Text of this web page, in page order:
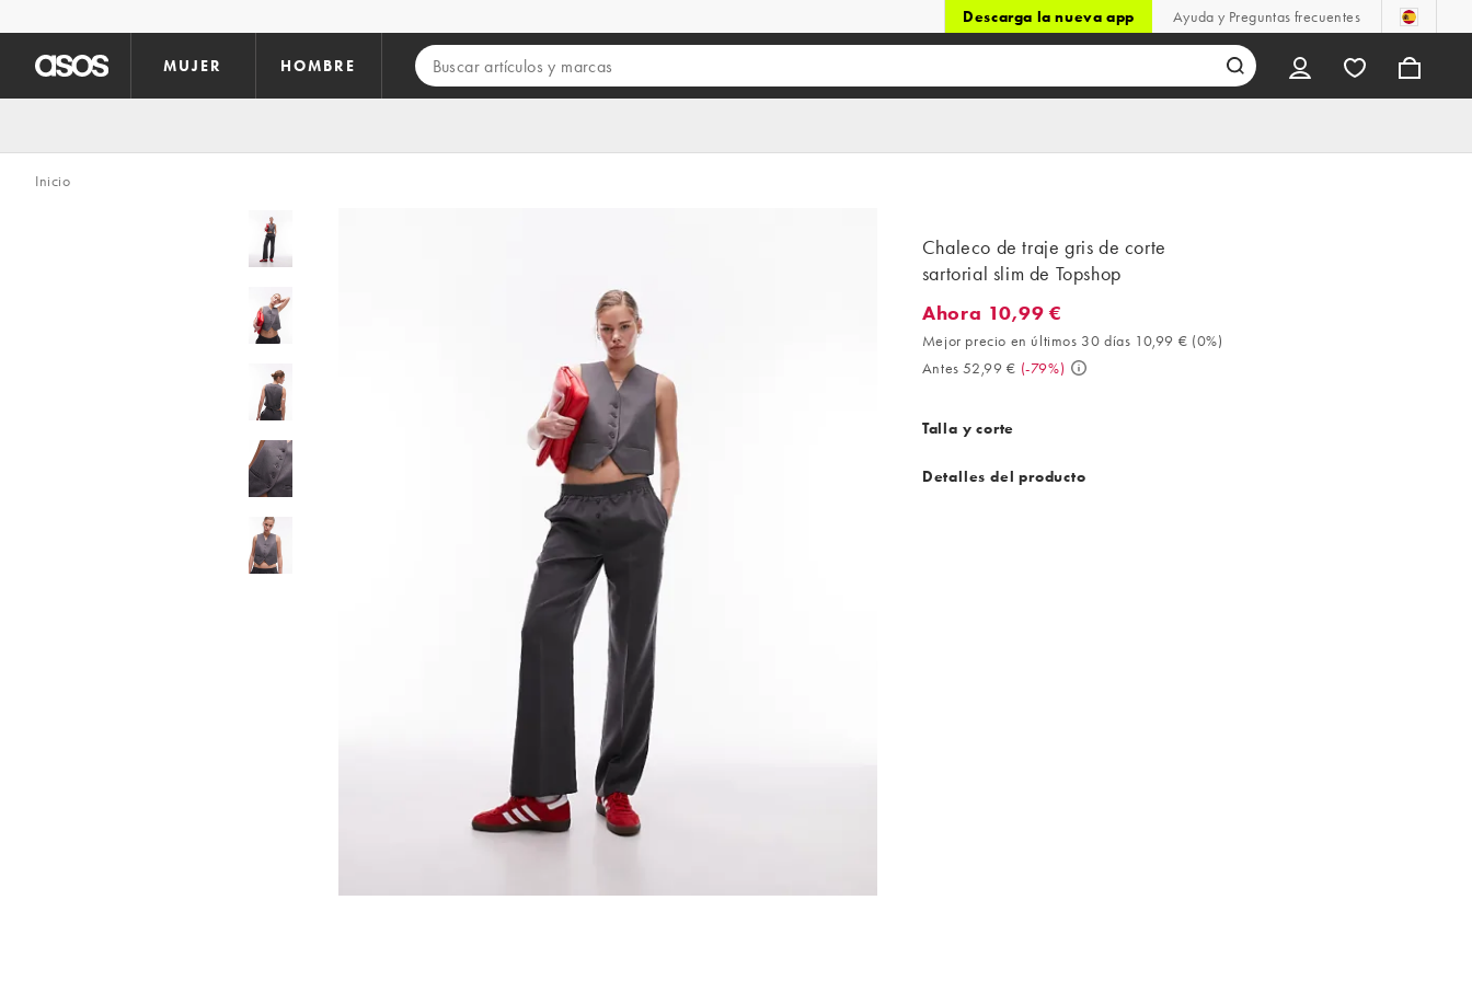
Descarga la nueva app Ayuda y Preguntas frecuentes
MUJER HOMBRE
Inicio
Chaleco de traje gris de corte
sartorial slim de Topshop
Ahora 10,99 €. Mejor precio en últimos 30 días 10,99 € (0%). Antes
Ahora 10,99 €
Mejor precio en últimos 30 días 10,99 € (0%)
Antes 52,99 € (-79%)
Talla y corte
Detalles del producto